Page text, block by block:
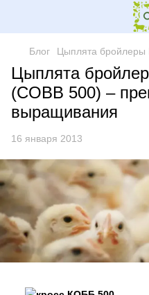
Блог Цыплята
Цыплята
(COBB 500) –
выращивания
16 января 2013